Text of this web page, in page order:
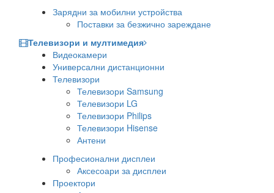
Зарядни за мобилни устройства
Поставки за безжично зареждане
Телевизори и мултимедия
Видеокамери
Универсални дистанционни
Телевизори
Телевизори Samsung
Телевизори LG
Телевизори Philips
Телевизори Hisense
Антени
Професионални дисплеи
Аксесоари за дисплеи
Проектори